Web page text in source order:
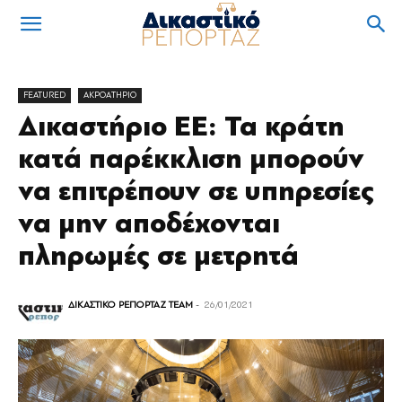
FEATURED ΑΚΡΟΑΤΗΡΙΟ
Δικαστήριο ΕΕ: Τα κράτη
κατά παρέκκλιση μπορούν
να επιτρέπουν σε υπηρεσίες
να μην αποδέχονται
πληρωμές σε μετρητά
ΔΙΚΑΣΤΙΚΟ ΡΕΠΟΡΤΑΖ TEAM - 26/01/2021